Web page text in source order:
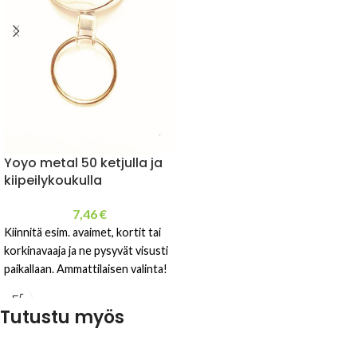
Yoyo metal 50 ketjulla ja
kiipeilykoukulla
7,46€
Kiinnitä esim. avaimet, kortit tai
korkinavaaja ja ne pysyvät visusti
paikallaan. Ammattilaisen valinta!
Tutustu myös